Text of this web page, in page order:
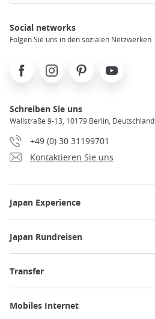
Social networks
Folgen Sie uns in den sozialen Netzwerken
FacebookInstagramPinterest Youtube
Schreiben Sie uns
Wallstraße 9-13, 10179 Berlin, Deutschland
+49 (0) 30 31199701
Kontaktieren Sie uns
Japan Experience
Japan Rundreisen
Transfer
Mobiles Internet